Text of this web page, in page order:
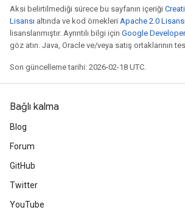
Aksi belirtilmediği sürece bu sayfanın içeriği
Lisansı altında ve kod örnekleri Apache 2.0 Lisansı
lisanslanmıştır. Ayrıntılı bilgi için Google
göz atın. Java, Oracle ve/veya satış ortaklarının
Son güncelleme tarihi: 2026-02-18 UTC.
Bağlı kalma
Blog
Forum
GitHub
Twitter
YouTube